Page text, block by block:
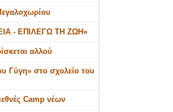
- ΕΠΙΛΕΓΩ ΤΗ ΖΩΗ»
αλλού
Γύγη» στο σχολείο του
Camp νέων